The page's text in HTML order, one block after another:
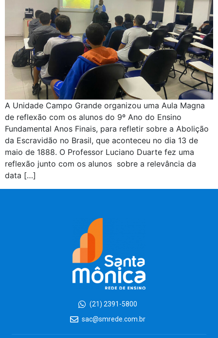
A Unidade Campo Grande organizou uma Aula Magna
de reflexão com os alunos do 9º Ano do Ensino
Fundamental Anos Finais, para refletir sobre a Abolição
da Escravidão no Brasil, que aconteceu no dia 13 de
maio de 1888. O Professor Luciano Duarte fez uma
reflexão junto com os alunos sobre a relevância da
data […]
(21) 2391-5800
sac@smrede.com.br